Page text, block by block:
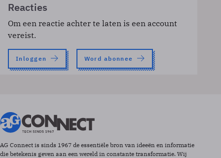
Reacties
Om een reactie achter te laten is een account
vereist.
Inloggen Word abonnee
AG Connect is sinds 1967 de essentiële bron van ideeën en informatie
die betekenis geven aan een wereld in constante transformatie. Wij